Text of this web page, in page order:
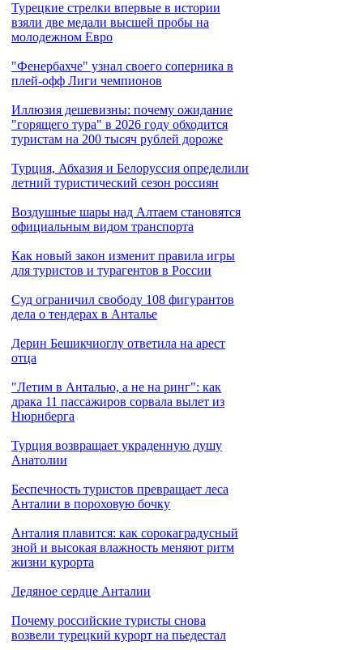
Турецкие стрелки впервые в истории
взяли две медали высшей пробы на
молодежном Евро
"Фенербахче" узнал своего соперника в
плей-офф Лиги чемпионов
Иллюзия дешевизны: почему ожидание
"горящего тура" в 2026 году обходится
туристам на 200 тысяч рублей дороже
Турция, Абхазия и Белоруссия определили
летний туристический сезон россиян
Воздушные шары над Алтаем становятся
официальным видом транспорта
Как новый закон изменит правила игры
для туристов и турагентов в России
Cуд ограничил свободу 108 фигурантов
дела о тендерах в Анталье
Дерин Бешикчиоглу ответила на арест
отца
"Летим в Анталью, а не на ринг": как
драка 11 пассажиров сорвала вылет из
Нюрнберга
Турция возвращает украденную душу
Анатолии
Беспечность туристов превращает леса
Анталии в пороховую бочку
Анталия плавится: как сорокаградусный
зной и высокая влажность меняют ритм
жизни курорта
Ледяное сердце Анталии
Почему российские туристы снова
возвели турецкий курорт на пьедестал